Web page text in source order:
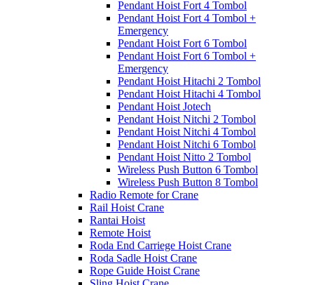
Pendant Hoist Fort 4 Tombol
Pendant Hoist Fort 4 Tombol +
Emergency
Pendant Hoist Fort 6 Tombol
Pendant Hoist Fort 6 Tombol +
Emergency
Pendant Hoist Hitachi 2 Tombol
Pendant Hoist Hitachi 4 Tombol
Pendant Hoist Jotech
Pendant Hoist Nitchi 2 Tombol
Pendant Hoist Nitchi 4 Tombol
Pendant Hoist Nitchi 6 Tombol
Pendant Hoist Nitto 2 Tombol
Wireless Push Button 6 Tombol
Wireless Push Button 8 Tombol
Radio Remote for Crane
Rail Hoist Crane
Rantai Hoist
Remote Hoist
Roda End Carriege Hoist Crane
Roda Sadle Hoist Crane
Rope Guide Hoist Crane